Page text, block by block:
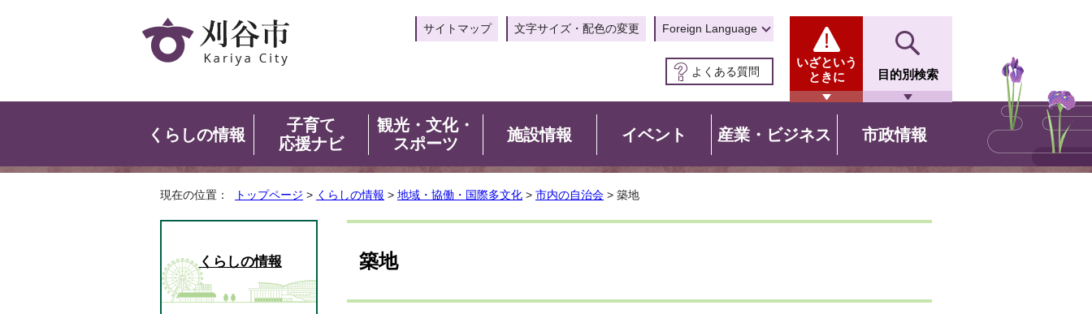
サイトマップ 文字サイズ・配色の変更 Foreign Language
よくある質問
いざという
ときに
目的別検索
くらしの情報
子育て
応援ナビ
観光・文化・
スポーツ
施設情報 イベント 産業・ビジネス 市政情報
現在の位置： トップページ > くらしの情報 > 地域・協働・国際多文化 > 市内の自治会 > 築地
築地
くらしの情報